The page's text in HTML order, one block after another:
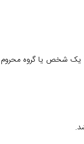
یک شخص یا گروه محروم